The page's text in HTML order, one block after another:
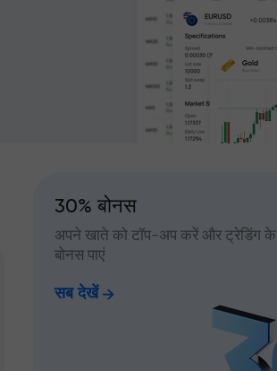
30% बोनस
अपने खाते को टॉप-अप करें और ट्रेडिंग के
बोनस पाएं
सब देखें